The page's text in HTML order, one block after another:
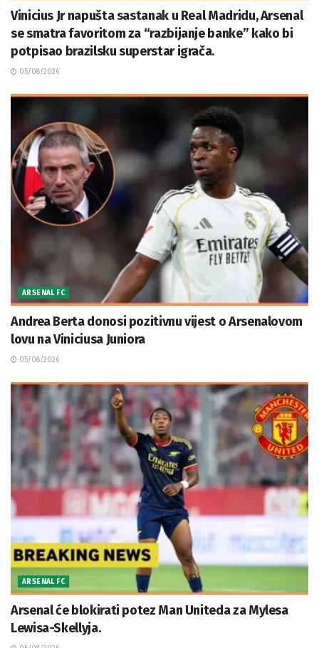
Vinicius Jr napušta sastanak u Real Madridu, Arsenal
se smatra favoritom za “razbijanje banke” kako bi
potpisao brazilsku superstar igrača.
05/08/2026
ARSENAL FC
Andrea Berta donosi pozitivnu vijest o Arsenalovom
lovu na Viniciusa Juniora
05/08/2026
ARSENAL FC
Arsenal će blokirati potez Man Uniteda za Mylesa
Lewisa-Skellyja.